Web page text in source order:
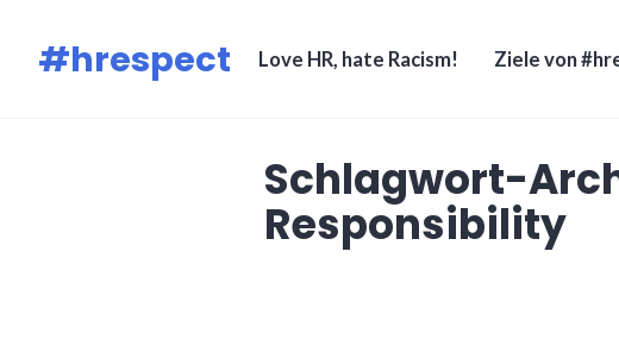
Inhalt#hrespect Love HR, hate Racism! Ziele von
Schlagwort-
Responsibility